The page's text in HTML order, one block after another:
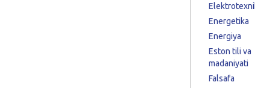
Energetika
Energiya
Eston tili va
madaniyati
Falsafa